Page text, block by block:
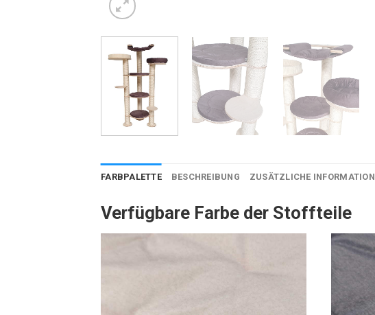
FARBPALETTE BESCHREIBUNG ZUSÄTZLICHE INFORMATION
Verfügbare Farbe der Stoffteile